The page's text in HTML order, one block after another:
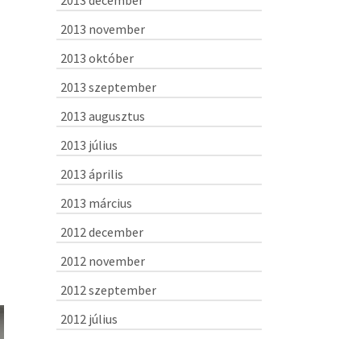
2013 november
2013 október
2013 szeptember
2013 augusztus
2013 július
2013 április
2013 március
2012 december
2012 november
2012 szeptember
2012 július